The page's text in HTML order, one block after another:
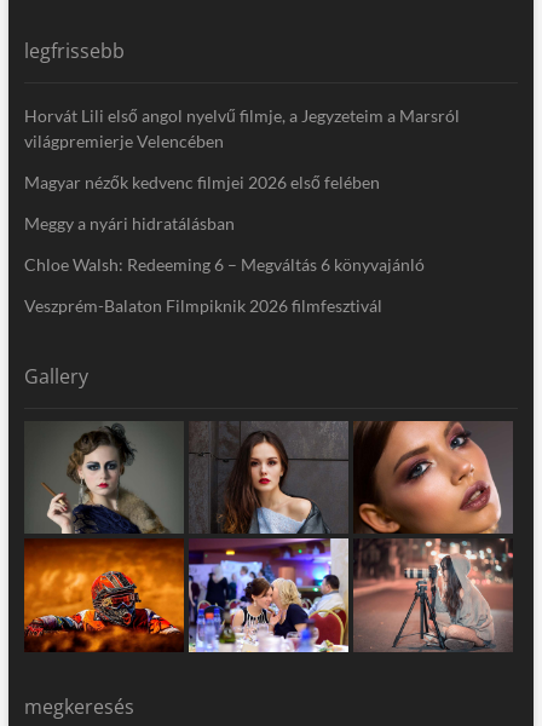
legfrissebb
Horvát Lili első angol nyelvű filmje, a Jegyzeteim a Marsról
világpremierje Velencében
Magyar nézők kedvenc filmjei 2026 első felében
Meggy a nyári hidratálásban
Chloe Walsh: Redeeming 6 – Megváltás 6 könyvajánló
Veszprém-Balaton Filmpiknik 2026 filmfesztivál
Gallery
megkeresés